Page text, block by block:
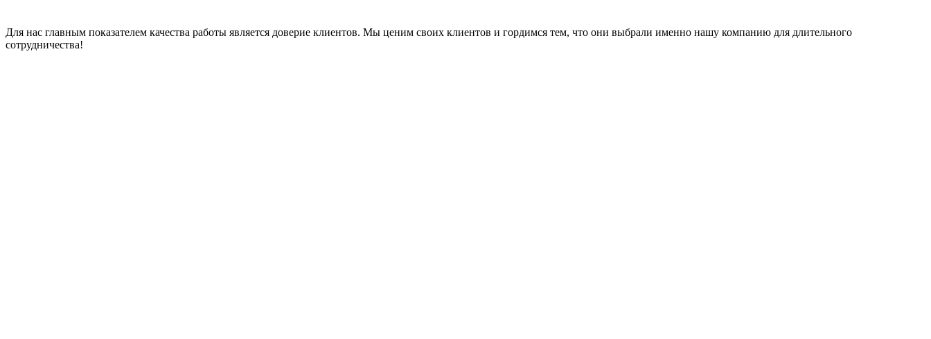
Для нас главным показателем качества работы является доверие клиентов. Мы ценим своих клиентов и гордимся тем, что они выбрали именно нашу компанию для длительного
сотрудничества!